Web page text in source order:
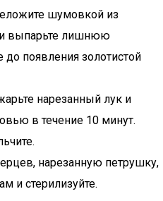
шумовкой из
выпарьте лишнюю
появления золотистой
нарезанный лук и
в течение 10 минут.
нарезанную петрушку,
и стерилизуйте.